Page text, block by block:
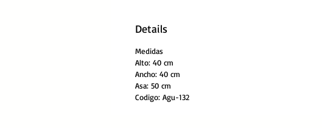
Details
Medidas
Alto: 40 cm
Ancho: 40 cm
Asa: 50 cm
Codigo: Agu-132